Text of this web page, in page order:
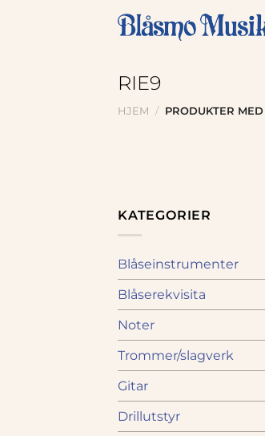
RIE9
HJEM / PRODUKTER
KATEGORIER
Blåseinstrumenter
Blåserekvisita
Noter
Trommer/slagverk
Gitar
Drillutstyr